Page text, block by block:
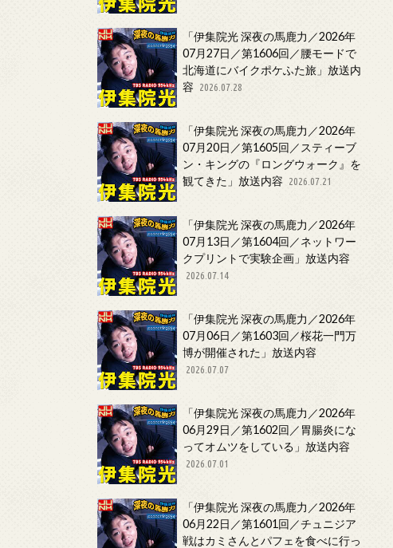
「伊集院光 深夜の馬鹿力／2026年
07月27日／第1606回／腰モードで
北海道にバイクポケふた旅」放送内
容
2026.07.28
「伊集院光 深夜の馬鹿力／2026年
07月20日／第1605回／スティーブ
ン・キングの『ロングウォーク』を
観てきた」放送内容
2026.07.21
「伊集院光 深夜の馬鹿力／2026年
07月13日／第1604回／ネットワー
クプリントで実験企画」放送内容
2026.07.14
「伊集院光 深夜の馬鹿力／2026年
07月06日／第1603回／桜花一門万
博が開催された」放送内容
2026.07.07
「伊集院光 深夜の馬鹿力／2026年
06月29日／第1602回／胃腸炎にな
ってオムツをしている」放送内容
2026.07.01
「伊集院光 深夜の馬鹿力／2026年
06月22日／第1601回／チュニジア
戦はカミさんとパフェを食べに行っ